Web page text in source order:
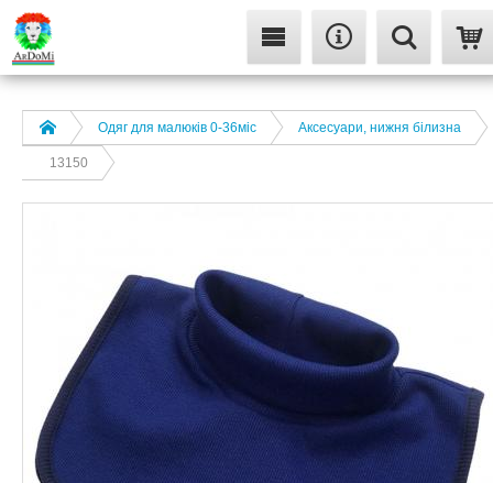
Одяг для малюків 0-36міс Аксесуари, нижня білизна
13150